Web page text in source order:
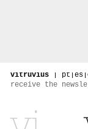
vitruvius | pt | es |
receive the